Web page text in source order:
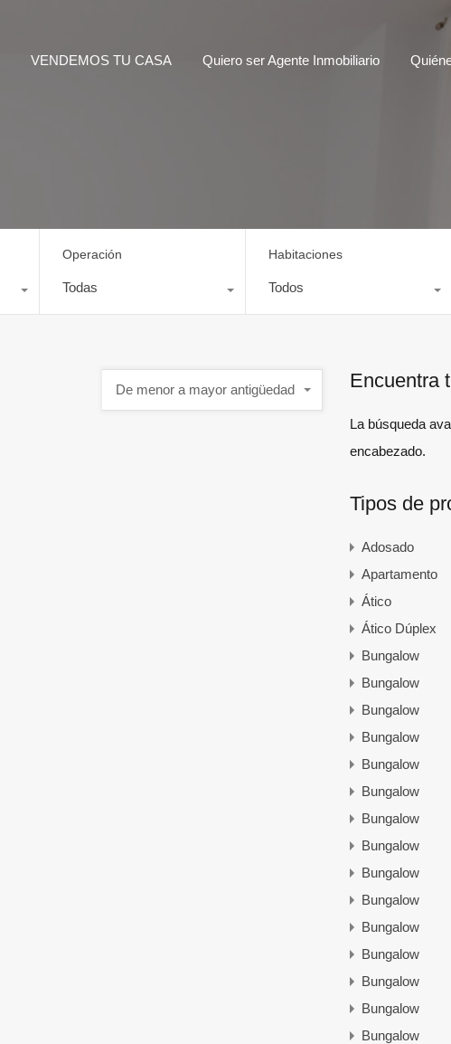
VENDEMOS TU CASA Quiero ser Agente Inmobiliario
Operación
Todas
Habitaciones
Todos
De menor a mayor antigüedad Encuentra
La búsqueda
encabezado.
Tipos de
Adosado
Apartamento
Ático
Ático Dúplex
Bungalow
Bungalow
Bungalow
Bungalow
Bungalow
Bungalow
Bungalow
Bungalow
Bungalow
Bungalow
Bungalow
Bungalow
Bungalow
Bungalow
Bungalow